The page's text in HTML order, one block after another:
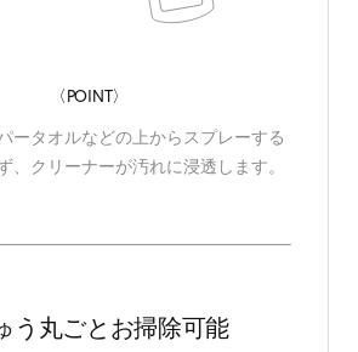
〈POINT〉
ータオルなどの上からスプレーする
、クリーナーが汚れに浸透します。
う丸ごとお掃除可能